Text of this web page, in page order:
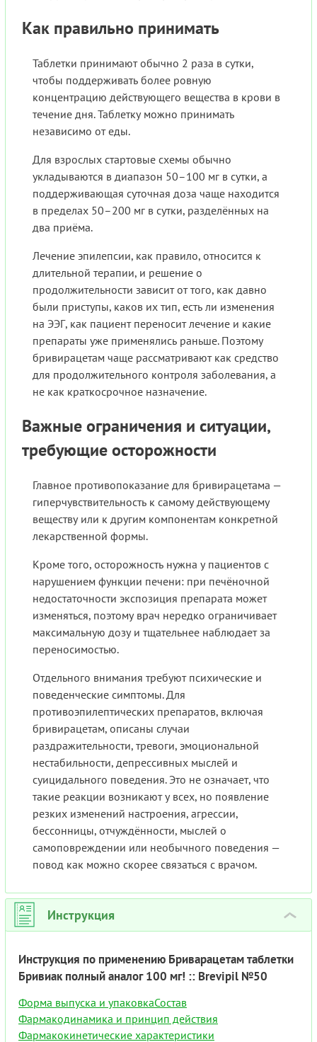
Как правильно принимать
Таблетки принимают обычно 2 раза в сутки,
чтобы поддерживать более ровную
концентрацию действующего вещества в крови в
течение дня. Таблетку можно принимать
независимо от еды.
Для взрослых стартовые схемы обычно
укладываются в диапазон 50–100 мг в сутки, а
поддерживающая суточная доза чаще находится
в пределах 50–200 мг в сутки, разделённых на
два приёма.
Лечение эпилепсии, как правило, относится к
длительной терапии, и решение о
продолжительности зависит от того, как давно
были приступы, каков их тип, есть ли изменения
на ЭЭГ, как пациент переносит лечение и какие
препараты уже применялись раньше. Поэтому
бривирацетам чаще рассматривают как средство
для продолжительного контроля заболевания, а
не как краткосрочное назначение.
Важные ограничения и ситуации,
требующие осторожности
Главное противопоказание для бривирацетама —
гиперчувствительность к самому действующему
веществу или к другим компонентам конкретной
лекарственной формы.
Кроме того, осторожность нужна у пациентов с
нарушением функции печени: при печёночной
недостаточности экспозиция препарата может
изменяться, поэтому врач нередко ограничивает
максимальную дозу и тщательнее наблюдает за
переносимостью.
Отдельного внимания требуют психические и
поведенческие симптомы. Для
противоэпилептических препаратов, включая
бривирацетам, описаны случаи
раздражительности, тревоги, эмоциональной
нестабильности, депрессивных мыслей и
суицидального поведения. Это не означает, что
такие реакции возникают у всех, но появление
резких изменений настроения, агрессии,
бессонницы, отчуждённости, мыслей о
самоповреждении или необычного поведения —
повод как можно скорее связаться с врачом.
Инструкция ›
Инструкция по применению Бриварацетам таблетки
Бривиак полный аналог 100 мг! :: Brevipil №50
Форма выпуска и упаковкаСостав
Фармакодинамика и принцип действия
Фармакокинетические характеристики